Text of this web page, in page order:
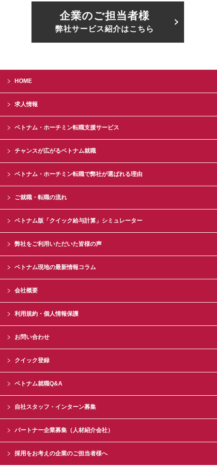
企業のご担当者様
弊社サービス紹介はこちら
HOME
求人情報
ベトナム・ホーチミン転職支援サービス
チャンスが広がるベトナム就職
ベトナム・ホーチミン転職で弊社が選ばれる理由
ご就職・転職の流れ
ベトナム版「クイック給与計算」シミュレーター
弊社をご利用いただいた皆様の声
ベトナム現地の最新情報コラム
会社概要
利用規約・個人情報保護
お問い合わせ
クイック登録
ベトナム就職Q&A
自社スタッフ・インターン募集
パートナー企業募集（人材紹介会社）
採用をお考えの企業のご担当者様へ